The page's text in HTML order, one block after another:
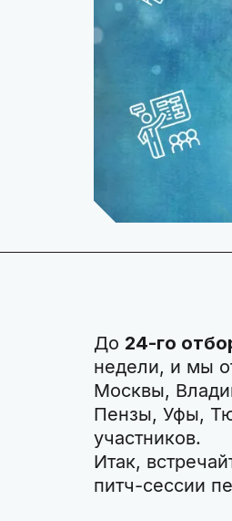
До 24-го
недели, и мы
Москвы,
Пензы, Уфы,
участников.
Итак,
питч-сессии